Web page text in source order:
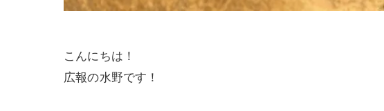
こんにちは！
広報の水野です！